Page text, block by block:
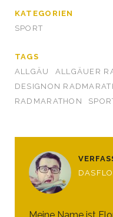
KATEGORIEN
SPORT
TAGS
ALLGÄU
ALLGÄUER
DESIGNON
RADMARATHON
Meine Name ist